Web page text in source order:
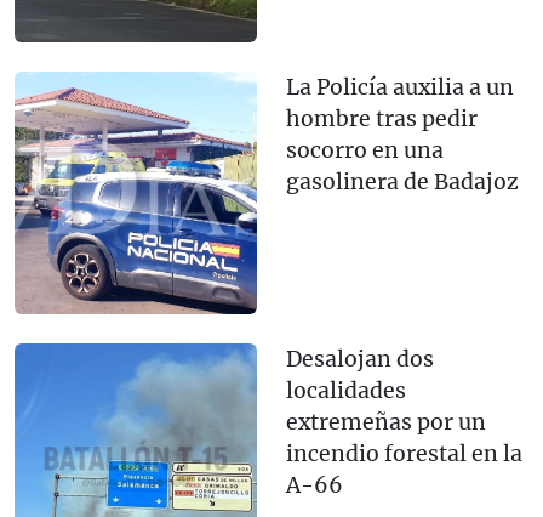
La Policía auxilia a un
hombre tras pedir
socorro en una
gasolinera de Badajoz
Desalojan dos
localidades
extremeñas por un
incendio forestal en la
A-66